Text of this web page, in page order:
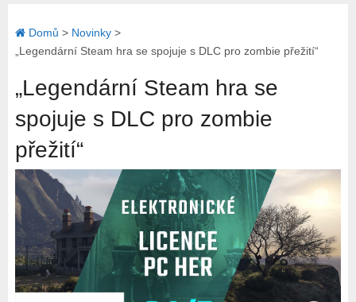
Domů > Novinky>
„Legendární Steam hra se spojuje s DLC pro zombie přežití“
„Legendární Steam hra se
spojuje s DLC pro zombie
přežití“